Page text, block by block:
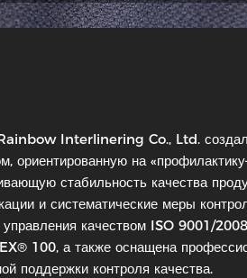
Interlinering Co., Ltd.
ориентированную на
стабильность качества
и систематические меры
качеством ISO 9001/
100, а также оснащена
поддержки контроля качества.
Специальная
интерлайнинг
PU-
покрытие:
прокладка